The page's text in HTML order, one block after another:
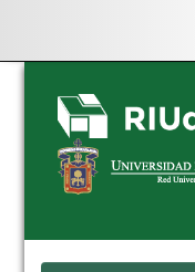
Skip
navigation